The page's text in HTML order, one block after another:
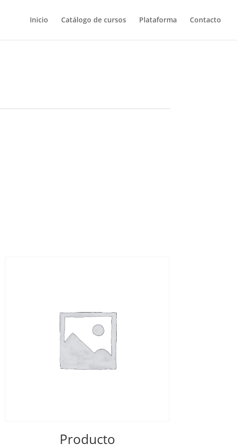
Inicio Catálogo de cursos Plataforma Contacto
Producto